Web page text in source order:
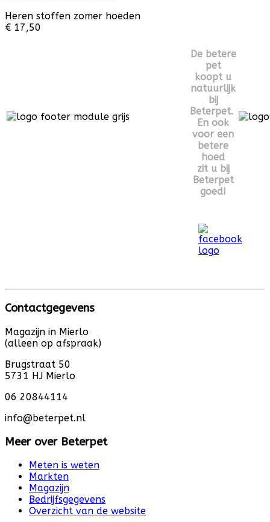
Heren stoffen zomer hoeden
€ 17,50
De betere
pet
koopt u
natuurlijk
bij
Beterpet.
En ook
voor een
betere
hoed
zit u bij
Beterpet
goed!
Contactgegevens
Magazijn in Mierlo
(alleen op afspraak)
Brugstraat 50
5731 HJ Mierlo
06 20844114
info@beterpet.nl
Meer over Beterpet
Meten is weten
Markten
Magazijn
Bedrijfsgegevens
Overzicht van de website